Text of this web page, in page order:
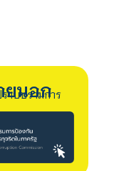
ยนอก
าบปรามการ